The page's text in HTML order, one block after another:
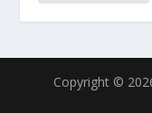
Copyright ©